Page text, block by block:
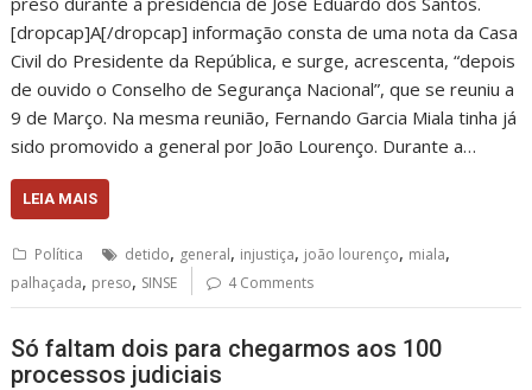
[dropcap]A[/dropcap] informação consta de uma nota da Casa
Civil do Presidente da República, e surge, acrescenta, “depois
de ouvido o Conselho de Segurança Nacional”, que se reuniu a
9 de Março. Na mesma reunião, Fernando Garcia Miala tinha já
sido promovido a general por João Lourenço. Durante a…
LEIA MAIS
Política detido, general, injustiça, joão lourenço, miala,
palhaçada, preso, SINSE 4 Comments
Só faltam dois para chegarmos aos 100
processos judiciais